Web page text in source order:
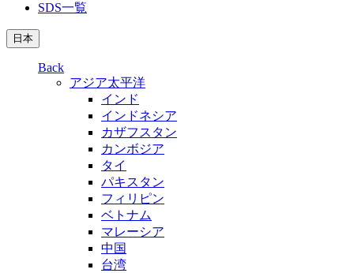
SDS一覧
日本
Back
アジア太平洋
インド
インドネシア
カザフスタン
カンボジア
タイ
パキスタン
フィリピン
ベトナム
マレーシア
中国
台湾